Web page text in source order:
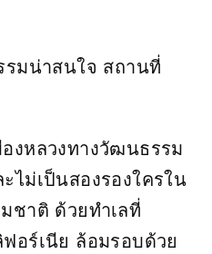
รมน่าสนใจ สถานที่
งหลวงทางวัฒนธรรม
ไม่เป็นสองรองใครใน
ชาติ ด้วยทำเลที่
อร์เนีย ล้อมรอบด้วย